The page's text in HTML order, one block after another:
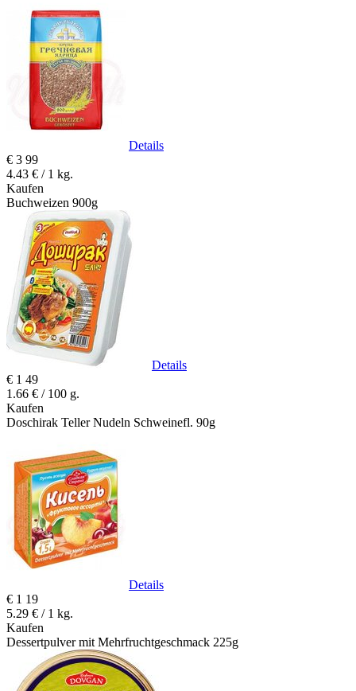
Details
€ 3 99
4.43 € / 1 kg.
Kaufen
Buchweizen 900g
Details
€ 1 49
1.66 € / 100 g.
Kaufen
Doschirak Teller Nudeln Schweinefl. 90g
Details
€ 1 19
5.29 € / 1 kg.
Kaufen
Dessertpulver mit Mehrfruchtgeschmack 225g